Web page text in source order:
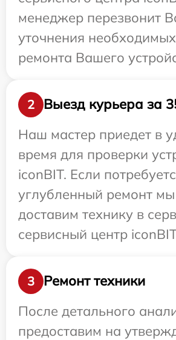
менеджер перезвонит
уточнения
ремонта Вашего
2
Выезд курьера за
Наш мастер приедет в
время для проверки
iconBIT. Если
углубленный ремонт
доставим технику в
сервисный центр
3
Ремонт техники
После детального
предоставим на